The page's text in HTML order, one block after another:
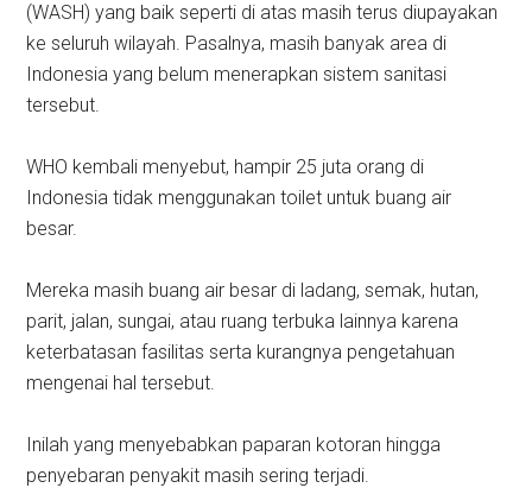
(WASH) yang baik seperti di atas masih terus diupayakan
ke seluruh wilayah. Pasalnya, masih banyak area di
Indonesia yang belum menerapkan sistem sanitasi
tersebut.
WHO kembali menyebut, hampir 25 juta orang di
Indonesia tidak menggunakan toilet untuk buang air
besar.
Mereka masih buang air besar di ladang, semak, hutan,
parit, jalan, sungai, atau ruang terbuka lainnya karena
keterbatasan fasilitas serta kurangnya pengetahuan
mengenai hal tersebut.
Inilah yang menyebabkan paparan kotoran hingga
penyebaran penyakit masih sering terjadi.